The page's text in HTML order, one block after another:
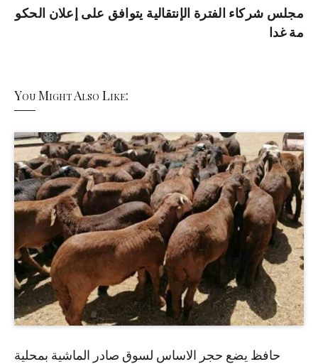
مجلس شركاء الفترة الإنتقالية يتوافق على إعلان الحكو
مة غدا
You Might Also Like:
حافظ يضع حجر الاساس لسوق صادر الماشية بمحلية